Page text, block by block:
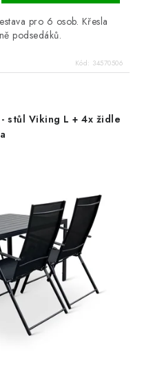
pro 6 osob. Křesla
podsedáků.
Kód: 34570506
stůl Viking L + 4x židle